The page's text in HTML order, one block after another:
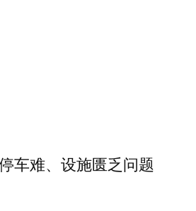
车难、设施匮乏问题